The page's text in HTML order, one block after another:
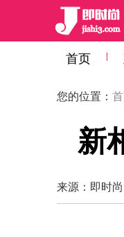
首页
您的位置：
新
来源： 即时尚